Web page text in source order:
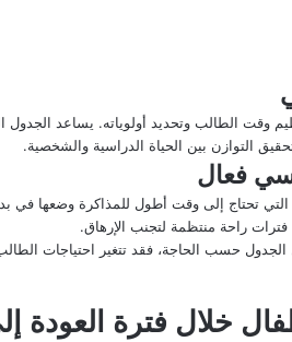
وقت الطالب وتحديد أولوياته. يساعد
التوازن بين الحياة الدراسية والشخصية.
فعال
التي تحتاج إلى وقت أطول للمذاكرة وضعها في
راحة منتظمة لتجنب الإرهاق.
حسب الحاجة، فقد تتغير احتياجات
خلال فترة العودة